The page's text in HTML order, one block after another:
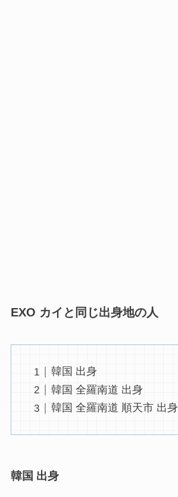
EXO カイと同じ出身地の人
韓国 出身
韓国 全羅南道 出身
韓国 全羅南道 順天市 出身
韓国 出身